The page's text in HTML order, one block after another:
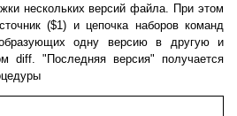
нескольких версий файла. При этом
($1) и цепочка наборов команд
одну версию в другую и
diff. "Последняя версия" получается